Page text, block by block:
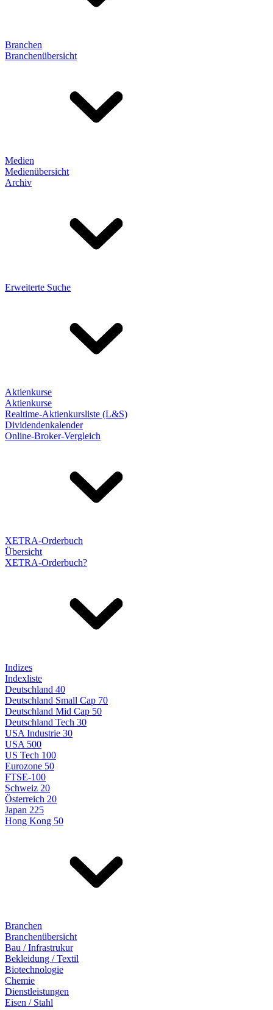
Branchen
Branchenübersicht
Medien
Medienübersicht
Archiv
Erweiterte Suche
Aktienkurse
Aktienkurse
Realtime-Aktienkursliste (L&S)
Dividendenkalender
Online-Broker-Vergleich
XETRA-Orderbuch
Übersicht
XETRA-Orderbuch?
Indizes
Indexliste
Deutschland 40
Deutschland Small Cap 70
Deutschland Mid Cap 50
Deutschland Tech 30
USA Industrie 30
USA 500
US Tech 100
Eurozone 50
FTSE-100
Schweiz 20
Österreich 20
Japan 225
Hong Kong 50
Branchen
Branchenübersicht
Bau / Infrastrukur
Bekleidung / Textil
Biotechnologie
Chemie
Dienstleistungen
Eisen / Stahl